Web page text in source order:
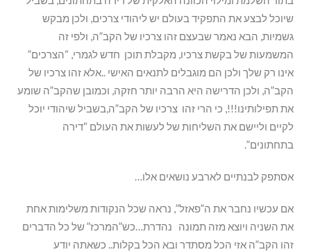
שיוכל לבצע את התפקיד בעולם יש ליהודי צרכים, ולכן מבקש
גשמיות, הבא נאמר שבעצם זהו צרכיו של הקב”ה, ולפי זה
המשמעות של בקשת צרכיו, מקבלת תוכן חדש לגמרי, “הצרכים”
אינו רק שלך ולכן הם מוגבלים לתנאים האישי ..אלא זהו צרכיו של
הקב”ה, ולכן הדרישה היא הרבה יותר חזקה, וכמובן שהקב”ה שומע
את תפילותינו!!!, כי הרי זהו צרכיו של הקב”ה,בשביל שיהודי יוכל
לקיים וליישם את השליחות של לעשות את העולם “דירה
בתחתונים”.
אסתפק לבנתיים לארבע נושאים אלו…
אם עכשיו נחבר את ה”פאזל”, נראה שכל הנקודות משלימות אחת
את השניה ויוצא מזה תמונה נהדרת…כש”המרכז” של כל הדברים
זהו הקב”ה אזי הכל מסתדר ובא הכל בקלות.. כשאתה יודע